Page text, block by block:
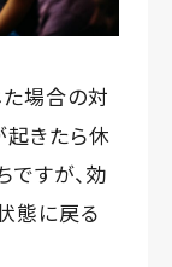
場合の対
起きたら休
ですが、効
態に戻る